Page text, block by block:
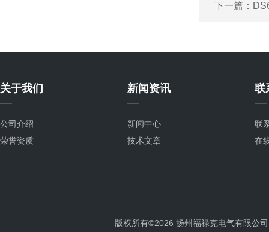
下一篇：
关于我们
公司介绍
荣誉资质
新闻资讯
新闻中心
技术文章
联
联
在
版权所有©2026 扬州福禄克电气有限公